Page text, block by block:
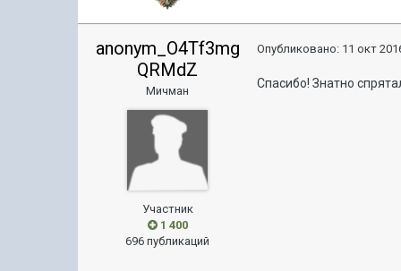
anonym_O4Tf3mg
QRMdZ
Мичман
Участник
1 400
696 публикаций
Опубликовано: 11 окт
Спасибо! Знатно